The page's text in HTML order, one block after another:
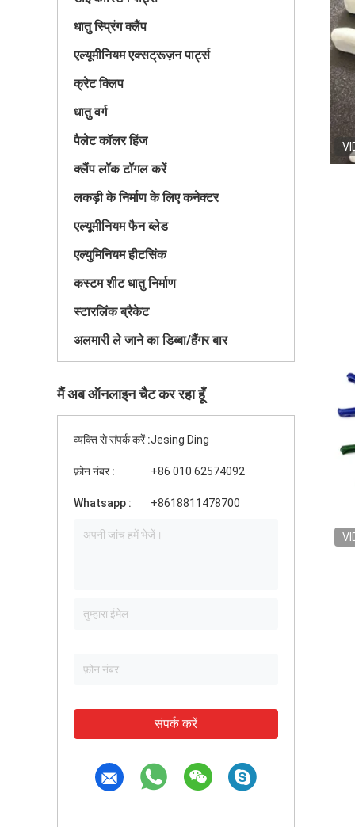
धातु स्प्रिंग क्लैंप
एल्यूमीनियम एक्सट्रूज़न पार्ट्स
क्रेट क्लिप
धातु वर्ग
पैलेट कॉलर हिंज
क्लैंप लॉक टॉगल करें
लकड़ी के निर्माण के लिए कनेक्टर
एल्यूमीनियम फैन ब्लेड
एल्युमिनियम हीटसिंक
कस्टम शीट धातु निर्माण
स्टारलिंक ब्रैकेट
अलमारी ले जाने का डिब्बा/हैंगर बार
मैं अब ऑनलाइन चैट कर रहा हूँ
व्यक्ति से संपर्क करें :Jesing Ding
फ़ोन नंबर : +86 010 62574092
Whatsapp : +8618811478700
संपर्क करें